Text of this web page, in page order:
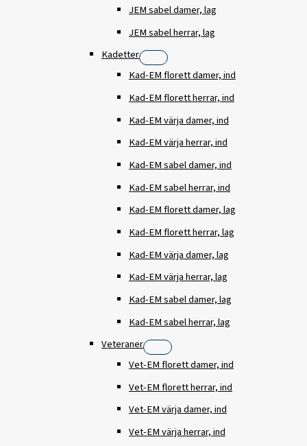
JEM sabel damer, lag
JEM sabel herrar, lag
Kadetter
Kad-EM florett damer, ind
Kad-EM florett herrar, ind
Kad-EM värja damer, ind
Kad-EM värja herrar, ind
Kad-EM sabel damer, ind
Kad-EM sabel herrar, ind
Kad-EM florett damer, lag
Kad-EM florett herrar, lag
Kad-EM värja damer, lag
Kad-EM värja herrar, lag
Kad-EM sabel damer, lag
Kad-EM sabel herrar, lag
Veteraner
Vet-EM florett damer, ind
Vet-EM florett herrar, ind
Vet-EM värja damer, ind
Vet-EM värja herrar, ind